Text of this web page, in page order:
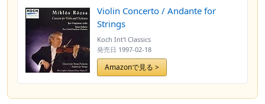
Violin Concerto / Andante for
Strings
Koch Int'l Classics
発売日 1997-02-18
Amazonで見る >